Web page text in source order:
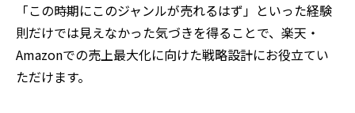
「この時期にこのジャンルが売れるはず」といった経験
則だけでは見えなかった気づきを得ることで、楽天・
Amazonでの売上最大化に向けた戦略設計にお役立てい
ただけます。